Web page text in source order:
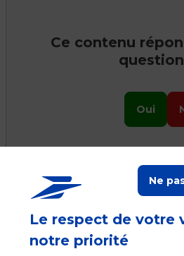
Le respect de votre
notre priorité
Ne
Ce contenu
Oui
Ceci peut vous aider